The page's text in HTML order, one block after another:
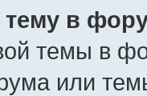
тему в
темы в
или